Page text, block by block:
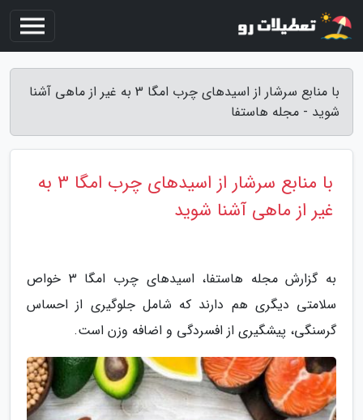
با منابع سرشار از اسیدهای چرب امگا 3 به غیر از ماهی آشنا
شوید - مجله هاستفا
با منابع سرشار از اسیدهای چرب امگا 3 به
غیر از ماهی آشنا شوید
به گزارش مجله هاستفا، اسیدهای چرب امگا 3 خواص
سلامتی دیگری هم دارند که شامل جلوگیری از احساس
گرسنگی، پیشگیری از افسردگی و اضافه وزن است.